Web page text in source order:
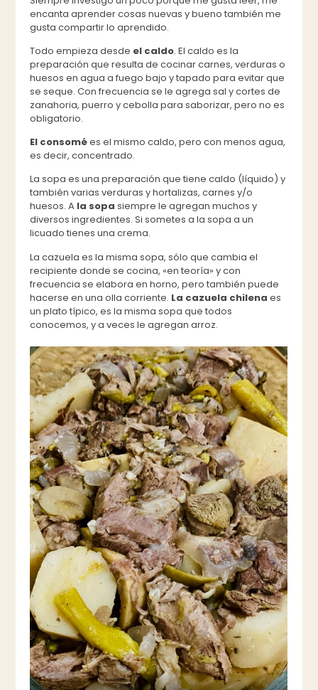
encanta aprender cosas nuevas y bueno también me
gusta compartir lo aprendido.
Todo empieza desde el caldo. El caldo es la
preparación que resulta de cocinar carnes, verduras o
huesos en agua a fuego bajo y tapado para evitar que
se seque. Con frecuencia se le agrega sal y cortes de
zanahoria, puerro y cebolla para saborizar, pero no es
obligatorio.
El consomées el mismo caldo, pero con menos agua,
es decir, concentrado.
La sopa es una preparación que tiene caldo (líquido) y
también varias verduras y hortalizas, carnes y/o
huesos. A la sopa siempre le agregan muchos y
diversos ingredientes. Si sometes a la sopa a un
licuado tienes una crema.
La cazuela es la misma sopa, sólo que cambia el
recipiente donde se cocina, «en teoría» y con
frecuencia se elabora en horno, pero también puede
hacerse en una olla corriente. La cazuela chilena es
un plato típico, es la misma sopa que todos
conocemos, y a veces le agregan arroz.